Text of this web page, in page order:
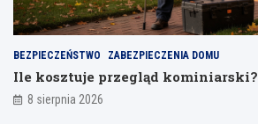
j
a
i
a
BEZPIECZEŃSTWO ZABEZPIECZENIA DOMU
Ile kosztuje przegląd kominiarski?
8 sierpnia 2026